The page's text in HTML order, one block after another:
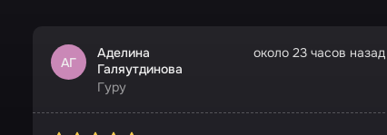
АГ
Аделина
Галяутдинова
Гуру
около 23 часов назад